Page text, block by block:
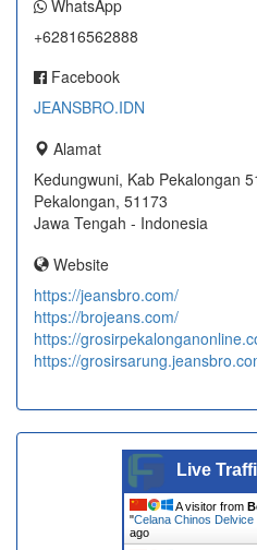
WhatsApp
+62816562888
Facebook
JEANSBRO.IDN
Alamat
Kedungwuni, Kab Pekalongan
Pekalongan, 51173
Jawa Tengah - Indonesia
Website
https://jeansbro.com/
https://brojeans.com/
https://
https://
Live
A visitor from
"Celana Chinos Delvice
ago